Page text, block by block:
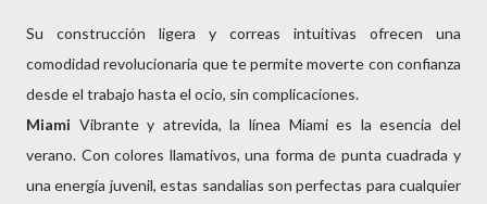
Su construcción ligera y correas intuitivas ofrecen una
comodidad revolucionaria que te permite moverte con confianza
desde el trabajo hasta el ocio, sin complicaciones.
Miami Vibrante y atrevida, la línea Miami es la esencia del
verano. Con colores llamativos, una forma de punta cuadrada y
una energía juvenil, estas sandalias son perfectas para cualquier